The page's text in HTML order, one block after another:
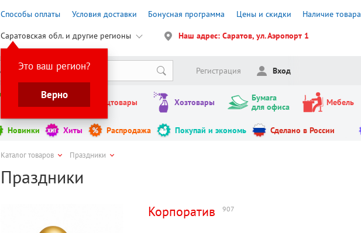
Способы оплаты Условия доставки Бонусная программа Цены и скидки Наличие товара
Саратовская обл. и другие регионы
Это ваш регион?
Верно
Наш адрес: Саратов, ул. Аэропорт 1
Регистрация Вход
Инструменты Канцтовары Хозтовары
Бумага
для офиса
Мебель
Новинки Хиты Распродажа Покупай и экономь Сделано в России
Каталог товаров Праздники
Праздники
Корпоратив 907